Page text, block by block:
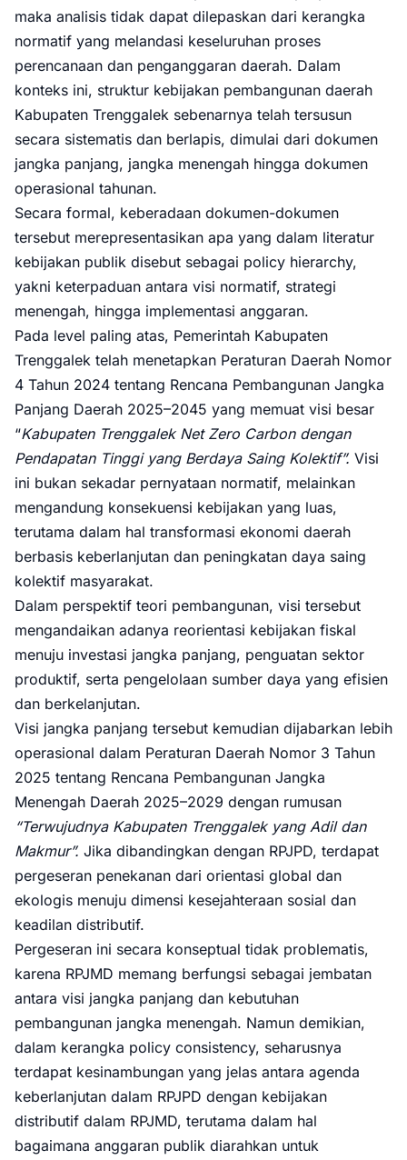
maka analisis tidak dapat dilepaskan dari kerangka
normatif yang melandasi keseluruhan proses
perencanaan dan penganggaran daerah. Dalam
konteks ini, struktur kebijakan pembangunan daerah
Kabupaten Trenggalek sebenarnya telah tersusun
secara sistematis dan berlapis, dimulai dari dokumen
jangka panjang, jangka menengah hingga dokumen
operasional tahunan.
Secara formal, keberadaan dokumen-dokumen
tersebut merepresentasikan apa yang dalam literatur
kebijakan publik disebut sebagai policy hierarchy,
yakni keterpaduan antara visi normatif, strategi
menengah, hingga implementasi anggaran.
Pada level paling atas, Pemerintah Kabupaten
Trenggalek telah menetapkan Peraturan Daerah Nomor
4 Tahun 2024 tentang Rencana Pembangunan Jangka
Panjang Daerah 2025–2045 yang memuat visi besar
“Kabupaten Trenggalek Net Zero Carbon dengan
Pendapatan Tinggi yang Berdaya Saing Kolektif”. Visi
ini bukan sekadar pernyataan normatif, melainkan
mengandung konsekuensi kebijakan yang luas,
terutama dalam hal transformasi ekonomi daerah
berbasis keberlanjutan dan peningkatan daya saing
kolektif masyarakat.
Dalam perspektif teori pembangunan, visi tersebut
mengandaikan adanya reorientasi kebijakan fiskal
menuju investasi jangka panjang, penguatan sektor
produktif, serta pengelolaan sumber daya yang efisien
dan berkelanjutan.
Visi jangka panjang tersebut kemudian dijabarkan lebih
operasional dalam Peraturan Daerah Nomor 3 Tahun
2025 tentang Rencana Pembangunan Jangka
Menengah Daerah 2025–2029 dengan rumusan
“Terwujudnya Kabupaten Trenggalek yang Adil dan
Makmur”. Jika dibandingkan dengan RPJPD, terdapat
pergeseran penekanan dari orientasi global dan
ekologis menuju dimensi kesejahteraan sosial dan
keadilan distributif.
Pergeseran ini secara konseptual tidak problematis,
karena RPJMD memang berfungsi sebagai jembatan
antara visi jangka panjang dan kebutuhan
pembangunan jangka menengah. Namun demikian,
dalam kerangka policy consistency, seharusnya
terdapat kesinambungan yang jelas antara agenda
keberlanjutan dalam RPJPD dengan kebijakan
distributif dalam RPJMD, terutama dalam hal
bagaimana anggaran publik diarahkan untuk